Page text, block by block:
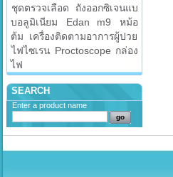
ชุดตรวจเลือด
ถังออกซิเจนแบ
บอลูมิเนียม
Edan m9
หม้อ
ต้ม
เครื่องติดตามอาการผู้ปวย
ไฟไซเรน Proctoscope กล่อง
ไฟ
SEARCH
Enter a product name